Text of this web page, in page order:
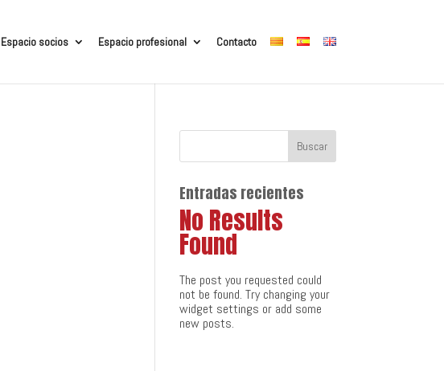
Espacio socios Espacio profesional Contacto
Entradas recientes
No Results
Found
The post you requested could
not be found. Try changing your
widget settings or add some
new posts.